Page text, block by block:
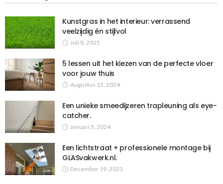
Kunstgras in het interieur: verrassend
veelzijdig én stijlvol
Juli 8, 2025
5 lessen uit het kiezen van de perfecte vloer
voor jouw thuis
Augustus 13, 2024
Een unieke smeedijzeren trapleuning als eye-
catcher.
Januari 5, 2024
Een lichtstraat + professionele montage bij
GLASvakwerk.nl.
December 19, 2023